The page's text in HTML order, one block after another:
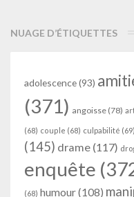
NUAGE D’ÉTIQUETTES
adolescence(93)
(371) angoisse (78)
(68) couple (68) culpabilité (69)
(145) drame (117)
enquête
(68) humour(108)